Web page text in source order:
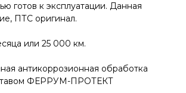
готов к эксплуатации. Данная
ПТС оригинал.
или 25 000 км.
антикоррозионная обработка
ФЕРРУМ-ПРОТЕКТ